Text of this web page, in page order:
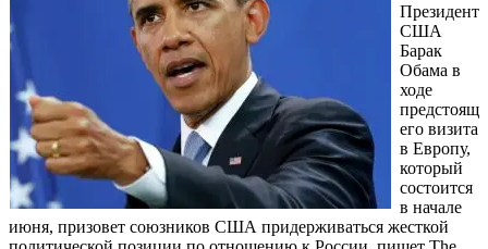
Президент
США
Барак
Обама в
ходе
предстоящ
его визита
в Европу,
который
состоится
в начале
июня, призовет союзников США придерживаться жесткой